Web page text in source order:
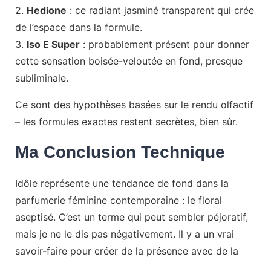
2. Hedione : ce radiant jasminé transparent qui crée
de l’espace dans la formule.
3. Iso E Super : probablement présent pour donner
cette sensation boisée-veloutée en fond, presque
subliminale.
Ce sont des hypothèses basées sur le rendu olfactif
– les formules exactes restent secrètes, bien sûr.
Ma Conclusion Technique
Idôle représente une tendance de fond dans la
parfumerie féminine contemporaine : le floral
aseptisé. C’est un terme qui peut sembler péjoratif,
mais je ne le dis pas négativement. Il y a un vrai
savoir-faire pour créer de la présence avec de la